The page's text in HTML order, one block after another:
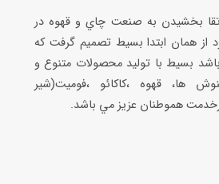
به منظور ارتقا بخشيدن به صنعت چاي و قهوه در
از همان ابتدا بسيط تصميم گرفت كه
بسيط با توليد محصولات متنوع و
ها، قهوه ،كاكائو ،فوميت(شير
هموطنان عزيز مي باشد.